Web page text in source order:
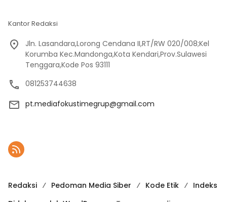
Kantor Redaksi
Jln. Lasandara,Lorong Cendana II,RT/RW 020/008;Kel
Korumba Kec.Mandonga,Kota Kendari,Prov.Sulawesi
Tenggara,Kode Pos 93111
081253744638
pt.mediafokustimegrup@gmail.com
Redaksi Pedoman Media Siber Kode Etik
Indeks